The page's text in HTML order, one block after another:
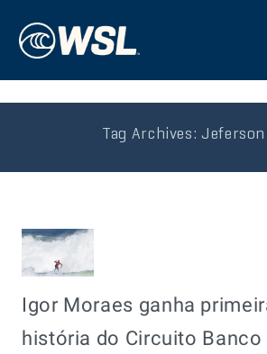
Tag Archives: Jeferson
Igor Moraes ganha
história do Circuito Banco